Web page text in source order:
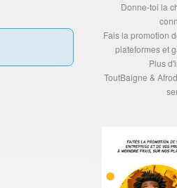
Donne-toi la
Fais la promotion
plateformes et
Plus
ToutBaigne &